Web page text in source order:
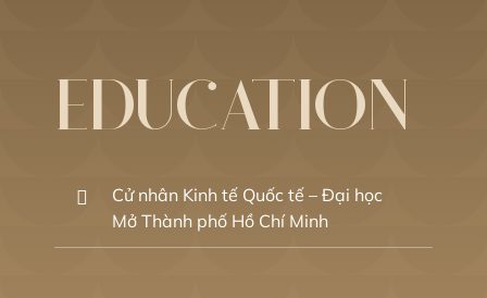
EDUCATION
Cử nhân Kinh tế Quốc tế – Đại học
Mở Thành phố Hồ Chí Minh